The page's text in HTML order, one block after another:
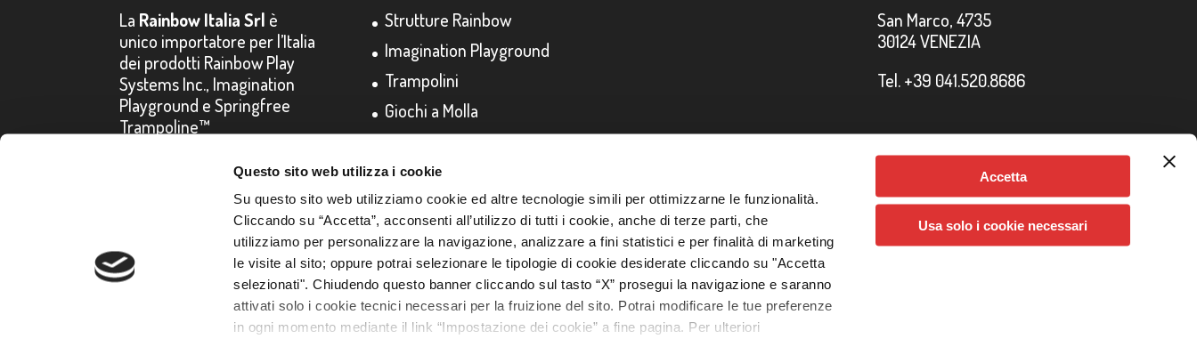
Questo sito web utilizza i cookie
Su questo sito web utilizziamo cookie ed altre tecnologie simili per ottimizzarne le funzionalità.
Cliccando su “Accetta”, acconsenti all’utilizzo di tutti i cookie, anche di terze parti, che
utilizziamo per personalizzare la navigazione, analizzare a fini statistici e per finalità di marketing
le visite al sito; oppure potrai selezionare le tipologie di cookie desiderate cliccando su "Accetta
selezionati". Chiudendo questo banner cliccando sul tasto “X” prosegui la navigazione e saranno
attivati solo i cookie tecnici necessari per la fruizione del sito. Potrai modificare le tue preferenze
in ogni momento mediante il link “Impostazione dei cookie” a fine pagina. Per ulteriori
Accetta
Usa solo i cookie necessari
La Rainbow Italia Srl è
unico importatore per l’Italia
dei prodotti Rainbow Play
Systems Inc., Imagination
Playground e Springfree
Trampoline™
Strutture Rainbow
Imagination Playground
Trampolini
Giochi a Molla
San Marco, 4735
30124 VENEZIA
Tel. +39 041.520.8686
C.F./P.IVA 03603030275 - Reg. Imp. di Venezia n. 03603030275 - Cap. soc. 10.000 euro - i.v. - N. REA 322322 - Privacy Policy Cookies Policy